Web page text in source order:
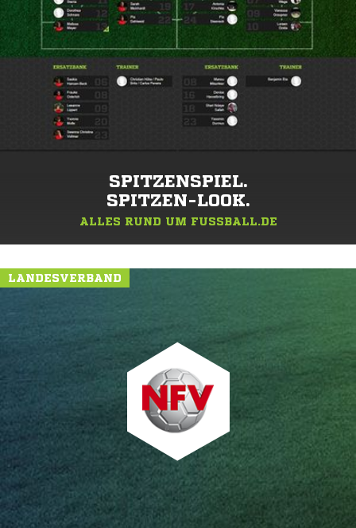
SPITZENSPIEL.
SPITZEN-LOOK.
ALLES RUND UM FUSSBALL.DE
LANDESVERBAND